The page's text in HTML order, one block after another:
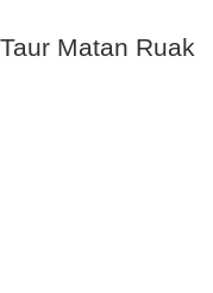
Taur Matan Ruak